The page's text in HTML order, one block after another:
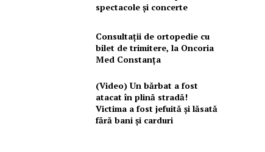
spectacole și concerte
Consultații de ortopedie cu
bilet de trimitere, la Oncoria
Med Constanța
(Video) Un bărbat a fost
atacat în plină stradă!
Victima a fost jefuită și lăsată
fără bani și carduri